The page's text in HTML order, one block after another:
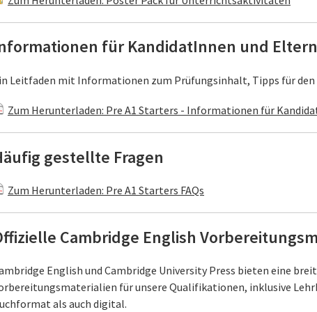
für KandidatInnen und Eltern
Leitfaden mit Informationen zum Prüfungsinhalt, Tipps für
Zum Herunterladen: Pre A1 Starters - Informationen für
gestellte Fragen
Zum Herunterladen: Pre A1 Starters FAQs
Cambridge English
English und Cambridge University Press bieten eine
für unsere Qualifikationen, inklusive
als auch digital.